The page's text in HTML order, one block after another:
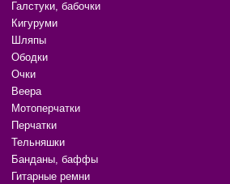
Галстуки, бабочки
Кигуруми
Шляпы
Ободки
Очки
Веера
Мотоперчатки
Перчатки
Тельняшки
Банданы, баффы
Гитарные ремни